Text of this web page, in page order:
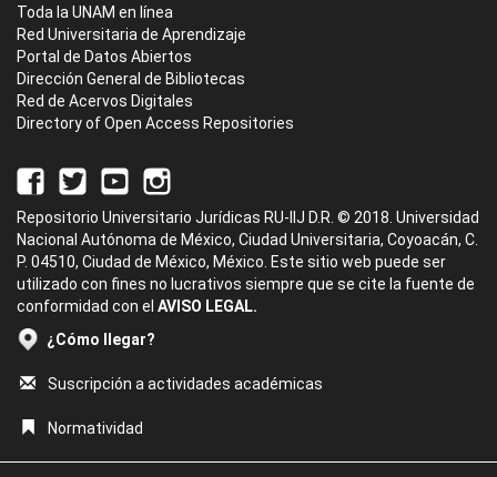
Toda la UNAM en línea
Red Universitaria de Aprendizaje
Portal de Datos Abiertos
Dirección General de Bibliotecas
Red de Acervos Digitales
Directory of Open Access Repositories
Repositorio Universitario Jurídicas RU-IIJ D.R. © 2018. Universidad
Nacional Autónoma de México, Ciudad Universitaria, Coyoacán, C.
P. 04510, Ciudad de México, México. Este sitio web puede ser
utilizado con fines no lucrativos siempre que se cite la fuente de
conformidad con el AVISO LEGAL.
¿Cómo llegar?
Suscripción a actividades académicas
Normatividad